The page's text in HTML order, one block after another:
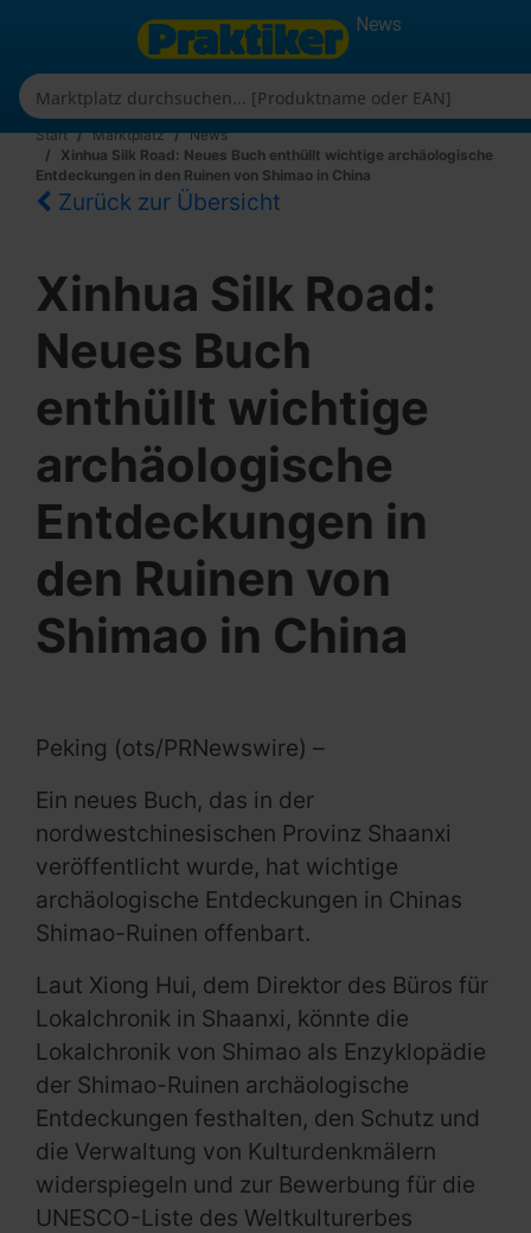
News
Start Marktplatz
News
Xinhua Silk Road: Neues Buch enthüllt wichtige archäologische
Entdeckungen in den Ruinen von Shimao in China
Zurück zur Übersicht
Xinhua Silk Road:
Neues Buch
enthüllt wichtige
archäologische
Entdeckungen in
den Ruinen von
Shimao in China
Peking (ots/PRNewswire) –
Ein neues Buch, das in der
nordwestchinesischen Provinz Shaanxi
veröffentlicht wurde, hat wichtige
archäologische Entdeckungen in Chinas
Shimao-Ruinen offenbart.
Laut Xiong Hui, dem Direktor des Büros für
Lokalchronik in Shaanxi, könnte die
Lokalchronik von Shimao als Enzyklopädie
der Shimao-Ruinen archäologische
Entdeckungen festhalten, den Schutz und
die Verwaltung von Kulturdenkmälern
widerspiegeln und zur Bewerbung für die
UNESCO-Liste des Weltkulturerbes